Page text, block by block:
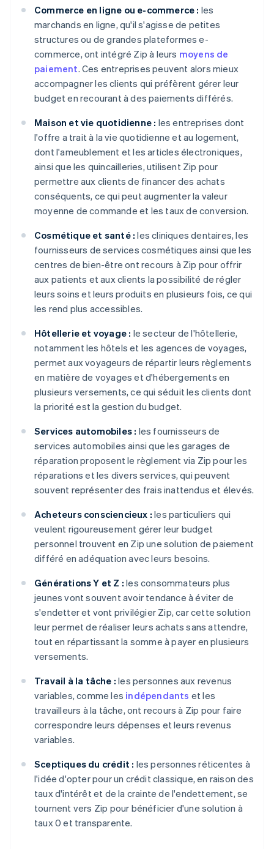
Commerce en ligne ou e-commerce : les
marchands en ligne, qu'il s'agisse de petites
structures ou de grandes plateformes e-
commerce, ont intégré Zip à leurs moyens de
paiement. Ces entreprises peuvent alors mieux
accompagner les clients qui préfèrent gérer leur
budget en recourant à des paiements différés.
Maison et vie quotidienne : les entreprises dont
l'offre a trait à la vie quotidienne et au logement,
dont l'ameublement et les articles électroniques,
ainsi que les quincailleries, utilisent Zip pour
permettre aux clients de financer des achats
conséquents, ce qui peut augmenter la valeur
moyenne de commande et les taux de conversion.
Cosmétique et santé : les cliniques dentaires, les
fournisseurs de services cosmétiques ainsi que les
centres de bien-être ont recours à Zip pour offrir
aux patients et aux clients la possibilité de régler
leurs soins et leurs produits en plusieurs fois, ce qui
les rend plus accessibles.
Hôtellerie et voyage : le secteur de l'hôtellerie,
notamment les hôtels et les agences de voyages,
permet aux voyageurs de répartir leurs règlements
en matière de voyages et d'hébergements en
plusieurs versements, ce qui séduit les clients dont
la priorité est la gestion du budget.
Services automobiles : les fournisseurs de
services automobiles ainsi que les garages de
réparation proposent le règlement via Zip pour les
réparations et les divers services, qui peuvent
souvent représenter des frais inattendus et élevés.
Acheteurs consciencieux : les particuliers qui
veulent rigoureusement gérer leur budget
personnel trouvent en Zip une solution de paiement
différé en adéquation avec leurs besoins.
Générations Y et Z : les consommateurs plus
jeunes vont souvent avoir tendance à éviter de
s'endetter et vont privilégier Zip, car cette solution
leur permet de réaliser leurs achats sans attendre,
tout en répartissant la somme à payer en plusieurs
versements.
Travail à la tâche : les personnes aux revenus
variables, comme les indépendants et les
travailleurs à la tâche, ont recours à Zip pour faire
correspondre leurs dépenses et leurs revenus
variables.
Sceptiques du crédit : les personnes réticentes à
l'idée d'opter pour un crédit classique, en raison des
taux d'intérêt et de la crainte de l'endettement, se
tournent vers Zip pour bénéficier d'une solution à
taux 0 et transparente.